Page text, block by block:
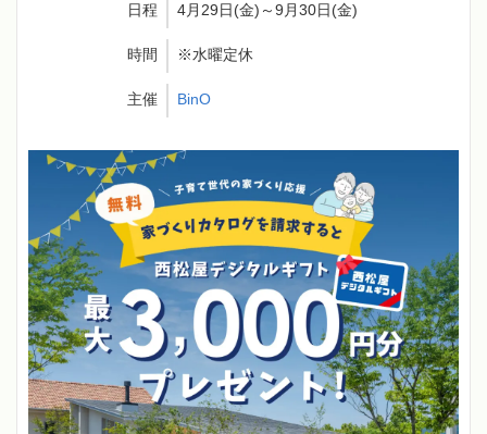
日程 4月29日(金)～9月30日(金)
時間 ※水曜定休
主催 BinO